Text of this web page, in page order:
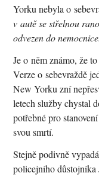
Yorku nebyla o
v autě se střelnou
odvezen do
Je o něm známo, že
Verze o sebevraždě
New Yorku zní
letech služby chystal
potřebné pro
svou smrtí.
Stejně podivně
policejního důstojníka